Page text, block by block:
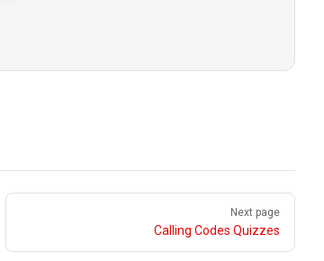
Next page
Calling Codes Quizzes